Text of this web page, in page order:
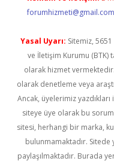
forumhizmeti@gmail.com
Yasal Uyarı: Sitemiz,
ve İletişim Kurumu (BTK)
olarak hizmet
olarak denetleme veya
Ancak, üyelerimiz
siteye üye olarak bu
sitesi, herhangi bir marka,
bulunmamaktadır. Sitede
paylaşılmaktadır. Burada